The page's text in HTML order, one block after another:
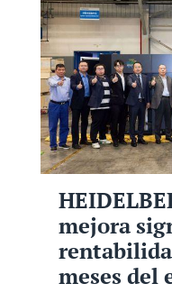
mejora
meses del